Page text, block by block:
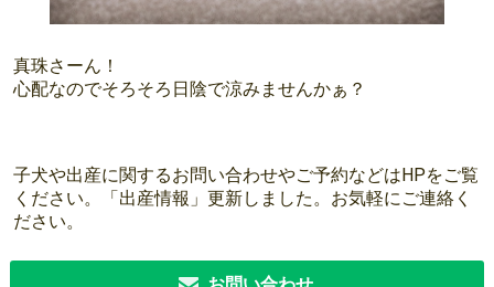
真珠さーん！
心配なのでそろそろ日陰で涼みませんかぁ？
子犬や出産に関するお問い合わせやご予約などはHPをご覧
ください。「出産情報」更新しました。お気軽にご連絡く
ださい。